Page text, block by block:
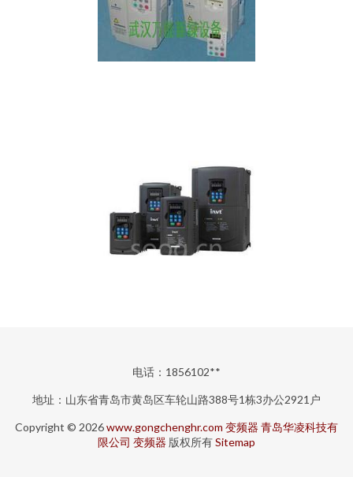
电话：1856102**
地址：山东省青岛市黄岛区车轮山路388号1栋3办公2921户
Copyright © 2026www.gongchenghr.com 变频器 青岛华凌科技有
限公司 变频器 版权所有Sitemap